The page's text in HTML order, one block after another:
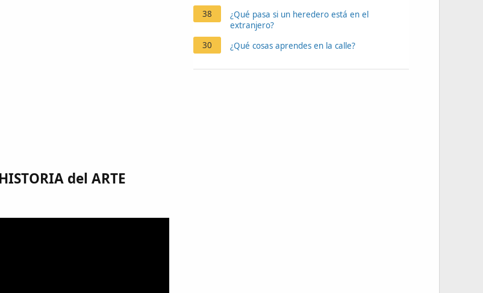
del ARTE
38
¿Qué pasa si un heredero está en el
extranjero?
30
¿Qué cosas aprendes en la calle?